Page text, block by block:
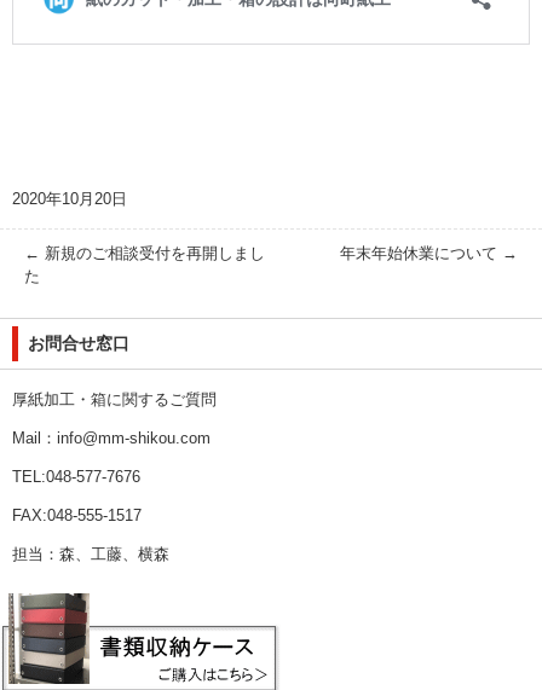
2020年10月20日
← 新規のご相談受付を再開しまし
た
年末年始休業について →
お問合せ窓口
厚紙加工・箱に関するご質問
Mail：info@mm-shikou.com
TEL:048-577-7676
FAX:048-555-1517
担当：森、工藤、横森